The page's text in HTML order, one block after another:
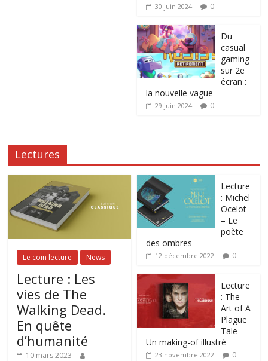
30 juin 2024 0
Du
casual
gaming
sur 2e
écran :
la nouvelle vague
29 juin 2024 0
Lectures
Le coin lecture News
Lecture : Les
vies de The
Walking Dead.
En quête
d’humanité
10 mars 2023
Lecture
: Michel
Ocelot
– Le
poète
des ombres
12 décembre 2022 0
Lecture
: The
Art of A
Plague
Tale –
Un making-of illustré
23 novembre 2022 0